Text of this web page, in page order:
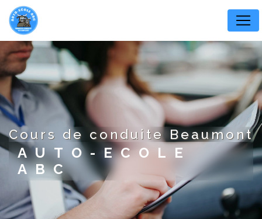
cours de conduite Beaumont
AUTO-ECOLE
ABC
Panneau de gestion des cookies